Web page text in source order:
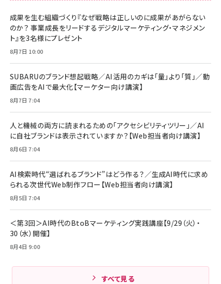
成果を生む組織づくり『なぜ戦略は正しいのに成果があがらない
のか？ 事業成長をリードするデジタルマーケティング・マネジメン
ト』を3名様にプレゼント
8月7日 10:00
SUBARUのブランド想起戦略／AI活用のカギは「量」より「質」／動
画広告をAIで最大化【マーケター向け講演】
8月7日 7:04
人と機械の両方に読まれるための「アクセシビリティツリー」／AI
に自社ブランドは表示されていますか？【Web担当者向け講演】
8月6日 7:04
AI検索時代“選ばれるブランド”はどう作る？／生成AI時代に求め
られる次世代Web制作フロー【Web担当者向け講演】
8月5日 7:04
＜第3回＞AI時代のBtoBマーケティング実践講座【9/29（火）・
30（水）開催】
8月4日 9:00
すべて見る